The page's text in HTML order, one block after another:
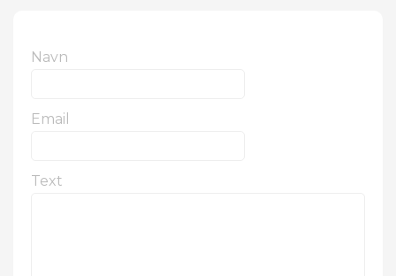
Navn
Email
Text